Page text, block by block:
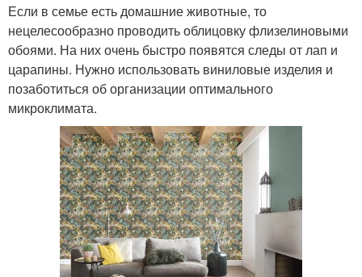
Если в семье есть домашние животные, то
нецелесообразно проводить облицовку флизелиновыми
обоями. На них очень быстро появятся следы от лап и
царапины. Нужно использовать виниловые изделия и
позаботиться об организации оптимального
микроклимата.